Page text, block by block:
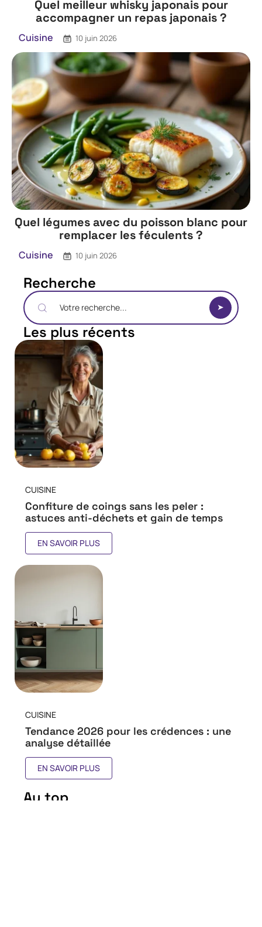
Quel meilleur whisky japonais pour
accompagner un repas japonais ?
Cuisine 10 juin 2026
Quel légumes avec du poisson blanc pour
remplacer les féculents ?
Cuisine 10 juin 2026
Recherche
Les plus récents
CUISINE
Confiture de coings sans les peler :
astuces anti-déchets et gain de temps
EN SAVOIR PLUS
CUISINE
Tendance 2026 pour les crédences : une
analyse détaillée
EN SAVOIR PLUS
Au top